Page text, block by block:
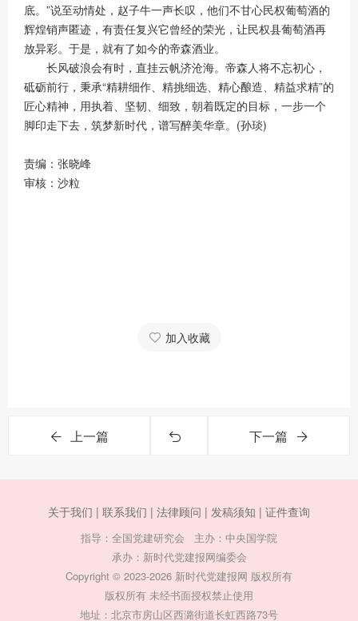
底。”说至动情处，赵子牛一声长叹，他们不甘心民权葡萄酒的
辉煌销声匿迹，有责任复兴它曾经的荣光，让民权县葡萄酒再
放异彩。于是，就有了如今的帝森酒业。
长风破浪会有时，直挂云帆济沧海。帝森人将不忘初心，
砥砺前行，秉承“精耕细作、精挑细选、精心酿造、精益求精”的
匠心精神，用执着、坚韧、细致，朝着既定的目标，一步一个
脚印走下去，筑梦新时代，谱写醉美华章。(孙琰)
责编：张晓峰
审核：沙粒
加入收藏
上一篇 下一篇
关于我们 | 联系我们 | 法律顾问 | 发稿须知 | 证件查询
指导：全国党建研究会 主办：中央国学院
承办：新时代党建报网编委会
Copyright © 2023-2026 新时代党建报网 版权所有
版权所有 未经书面授权禁止使用
地址：北京市房山区西潞街道长虹西路73号